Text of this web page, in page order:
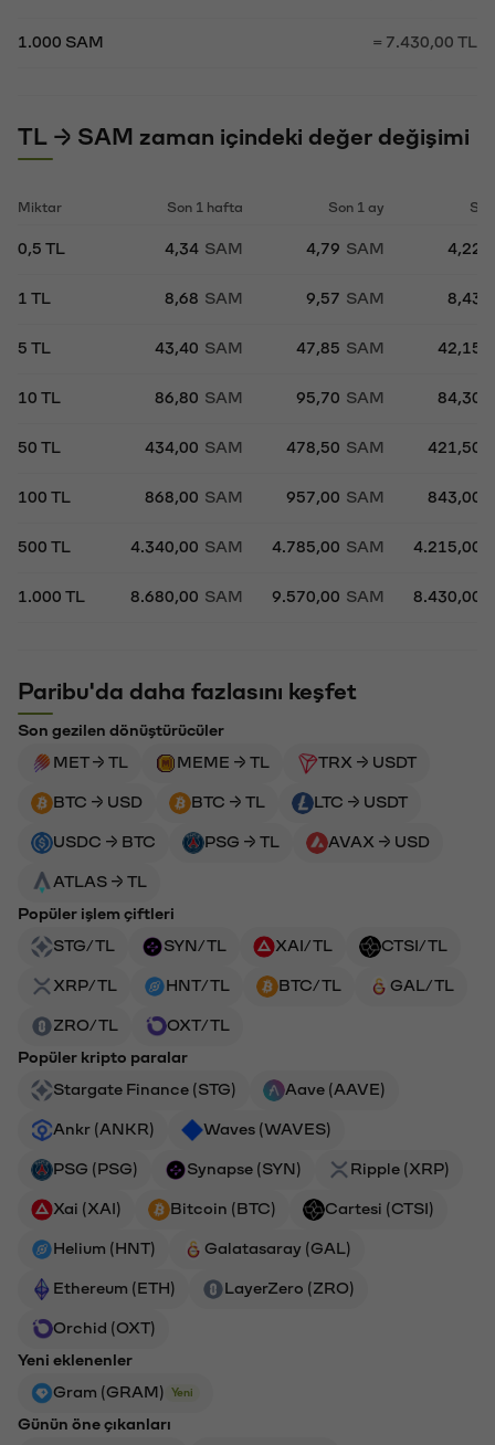
1.000 SAM = 7.430,00 TL
TL → SAM zaman içindeki değer değişimi
Miktar Son 1 hafta Son 1 ay
0,5 TL 4,34 SAM 4,79 SAM 4,22
1 TL 8,68 SAM 9,57 SAM 8,43
5 TL 43,40 SAM 47,85 SAM 42,15
10 TL 86,80 SAM 95,70 SAM 84,30
50 TL 434,00 SAM 478,50 SAM 421,50
100 TL 868,00 SAM 957,00 SAM 843,00
500 TL 4.340,00 SAM 4.785,00 SAM 4.215,00
1.000 TL 8.680,00 SAM 9.570,00 SAM 8.430,00
Paribu'da daha fazlasını keşfet
Son gezilen dönüştürücüler
MET → TL
MEME → TL TRX → USDT
BTC → USD BTC → TL LTC → USDT
USDC → BTC PSG → TL AVAX → USD
ATLAS → TL
Popüler işlem çiftleri
STG/TL
SYN/TL XAI/TL CTSI/TL
XRP/TL HNT/TL BTC/TL GAL/TL
ZRO/TL
OXT/TL
Popüler kripto paralar
Stargate Finance (STG)
Aave (AAVE)
Ankr (ANKR) Waves (WAVES)
PSG (PSG) Synapse (SYN) Ripple (XRP)
Xai (XAI) Bitcoin (BTC) Cartesi (CTSI)
Helium (HNT) Galatasaray (GAL)
Ethereum (ETH) LayerZero (ZRO)
Orchid (OXT)
Yeni eklenenler
Gram (GRAM)
Yeni
Günün öne çıkanları